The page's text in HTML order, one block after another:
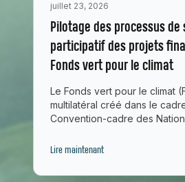
juillet 23, 2026
Pilotage des processus de
participatif des projets
Fonds vert pour le climat
Le Fonds vert pour le climat
multilatéral créé dans le
Convention-cadre des
Lire maintenant